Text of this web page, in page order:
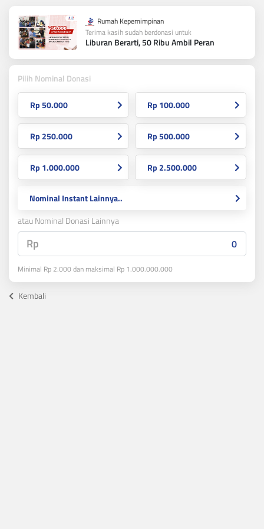
Rumah Kepemimpinan
Terima kasih sudah berdonasi untuk
Liburan Berarti, 50 Ribu Ambil Peran
Pilih Nominal Donasi
Rp 50.000 Rp 100.000
Rp 250.000 Rp 500.000
Rp 1.000.000 Rp 2.500.000
Nominal Instant Lainnya..
atau Nominal Donasi Lainnya
Rp
Minimal Rp 2.000 dan maksimal Rp 1.000.000.000
Kembali